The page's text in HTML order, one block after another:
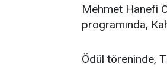
Mehmet Hanefi
programında,
Ödül töreninde,